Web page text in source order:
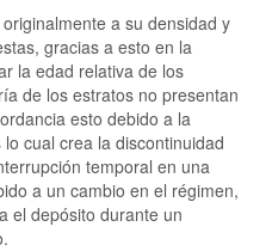
a su densidad y
gracias a esto en la
la edad relativa de los
de los estratos no presentan
esto debido a la
cual crea la discontinuidad
temporal en una
a un cambio en el régimen,
el depósito durante un